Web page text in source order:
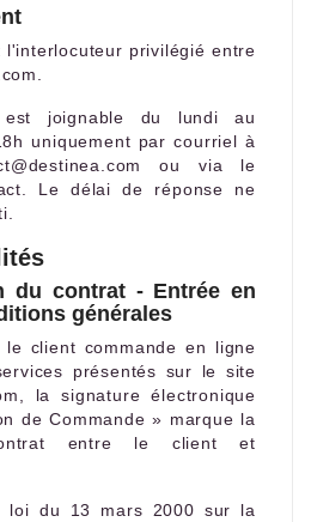
l'interlocuteur privilégié entre
joignable du lundi au
uniquement par courriel à
ou via le
Le délai de réponse ne
du contrat - Entrée en
générales
client commande en ligne
présentés sur le site
la signature électronique
de Commande » marque la
entre le client et
loi du 13 mars 2000 sur la